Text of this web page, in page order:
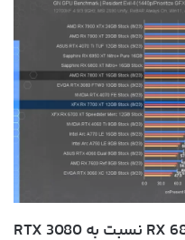
در رزولوشن 1440p برتری RX 6800 XT نسبت به RTX 3080